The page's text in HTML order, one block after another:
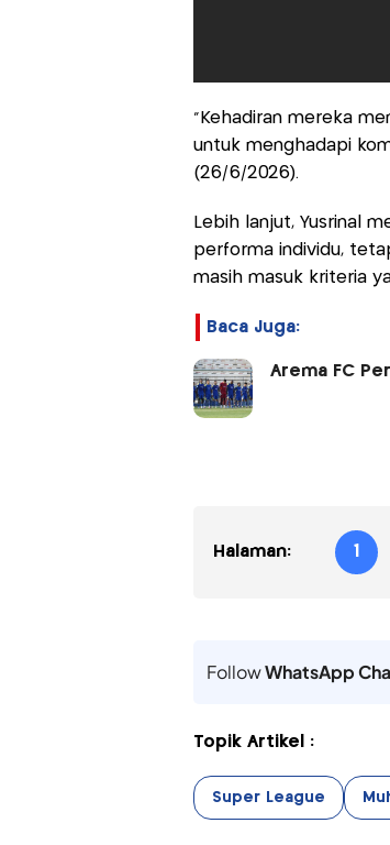
"Kehadiran mereka
untuk menghadapi
(26/6/2026).
Lebih lanjut, Yusrinal
performa individu,
masih masuk kriteria
Baca Juga:
Arema FC
Halaman: 1
FollowWhatsApp
Topik Artikel :
Super League